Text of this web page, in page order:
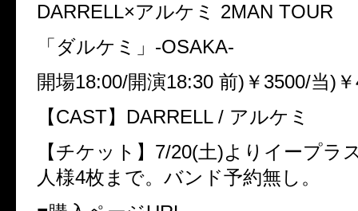
DARRELL×アルケミ 2MAN TOUR
「ダルケミ」-OSAKA-
開場18:00/開演18:30 前)￥3500/当)
【CAST】DARRELL / アルケミ
【チケット】7/20(土)よりイープラ
人様4枚まで。バンド予約無し。